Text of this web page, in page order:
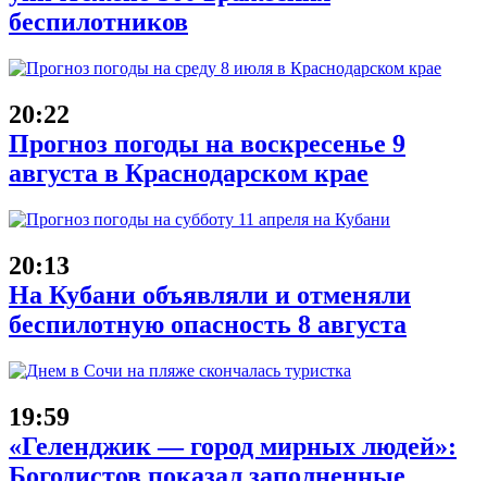
беспилотников
20:22
Прогноз погоды на воскресенье 9
августа в Краснодарском крае
20:13
На Кубани объявляли и отменяли
беспилотную опасность 8 августа
19:59
«Геленджик — город мирных людей»: